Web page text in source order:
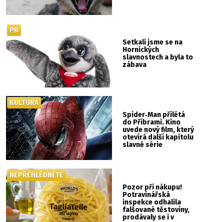
Setkali jsme se na
Hornických
slavnostech a byla to
zábava
PR
Spider‑Man přilétá
do Příbrami. Kino
uvede nový film, který
otevírá další kapitolu
slavné série
KULTURA
Pozor při nákupu!
Potravinářská
inspekce odhalila
falšované těstoviny,
prodávaly se i v
NEPŘEHLÉDNĚTE